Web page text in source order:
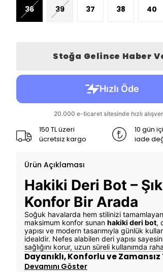
36 39 37 38 40
Stoğa Gelince Haber
150 TL üzeri
ücretsiz kargo
10 gün
iade
Ürün Açıklaması
Hakiki Deri Bot –
Konfor Bir Arada
Soğuk havalarda hem stilinizi
maksimum konfor sunan hakiki deri bot,
yapısı ve modern tasarımıyla günlük
idealdir. Nefes alabilen deri yapısı
sağlığını korur, uzun süreli kullanımda
Dayanıklı, Konforlu ve Zamansız
Devamını Göster